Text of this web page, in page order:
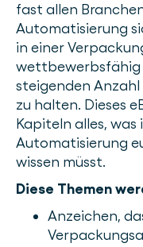
fast allen
Automatisierung
in einer
wettbewerbsfähig
steigenden
zu halten. Dieses
Kapiteln alles, was
Automatisierung
wissen müsst.
Diese Themen
Anzeichen,